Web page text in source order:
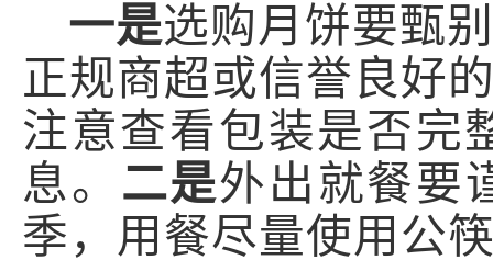
一是选购月饼要甄
正规商超或信誉良好
注意查看包装是否完
息。 二是外出就餐要
季，用餐尽量使用公